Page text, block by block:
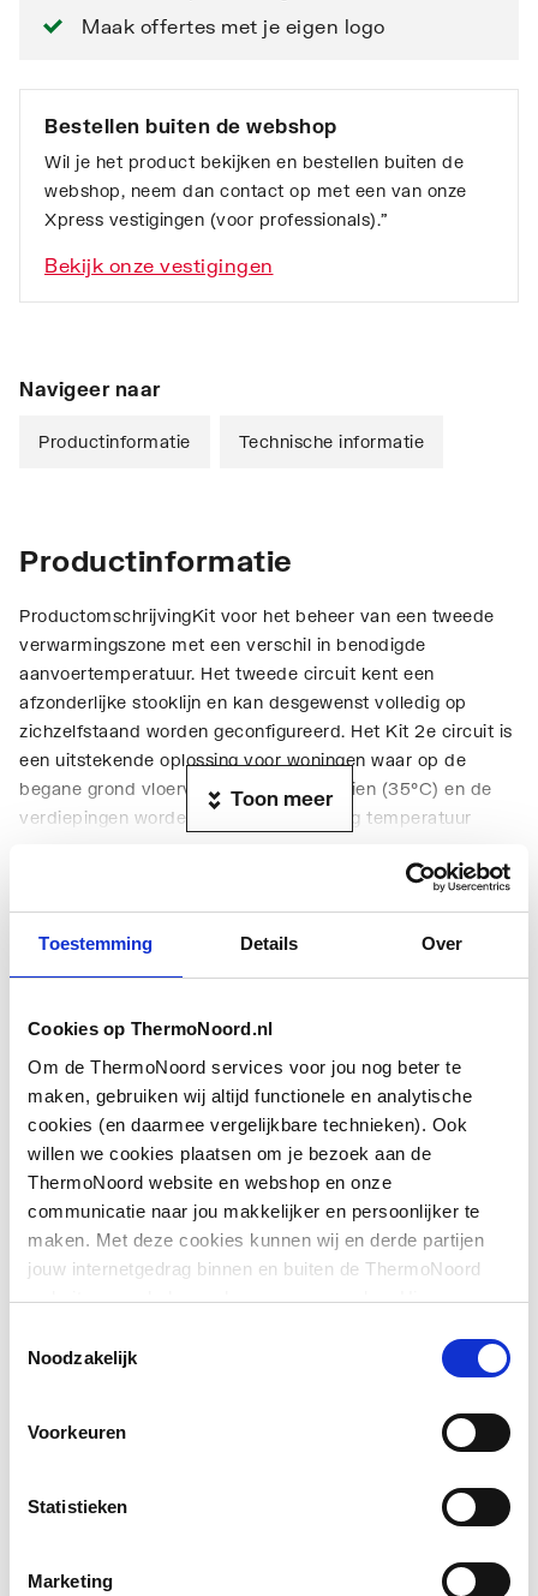
Toestemming Details Over
Cookies op ThermoNoord.nl
Om de ThermoNoord services voor jou nog beter te
maken, gebruiken wij altijd functionele en analytische
cookies (en daarmee vergelijkbare technieken). Ook
willen we cookies plaatsen om je bezoek aan de
ThermoNoord website en webshop en onze
communicatie naar jou makkelijker en persoonlijker te
maken. Met deze cookies kunnen wij en derde partijen
jouw internetgedrag binnen en buiten de ThermoNoord
website en webshop volgen en verzamelen. Hiermee
communicatie aan jouw interesses aan. We slaan je
Noodzakelijk
Voorkeuren
Statistieken
Marketing
Maak offertes met je eigen logo
Bestellen buiten de webshop
Wil je het product bekijken en bestellen buiten de
webshop, neem dan contact op met een van onze
Xpress vestigingen (voor professionals).”
Bekijk onze vestigingen
Navigeer naar
Productinformatie Technische informatie
Productinformatie
ProductomschrijvingKit voor het beheer van een tweede
verwarmingszone met een verschil in benodigde
aanvoertemperatuur. Het tweede circuit kent een
afzonderlijke stooklijn en kan desgewenst volledig op
zichzelfstaand worden geconfigureerd. Het Kit 2e circuit is
een uitstekende oplossing voor woningen waar op de
begane grond vloerverwarming is voorzien (35°C) en de
verdiepingen worden verwarmt met laag temperatuur
voor de tweede verwarmingszone Omkasting
de behuizing (niet bij de Kit 2de circuit voor het type Duo)
Toon meer
Geschikt voor Binnenopstelling
Hoogte 160
Breedte 345
Diepte 325